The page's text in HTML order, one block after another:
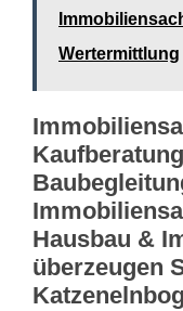
Wertermittlung
Hausbau &
überzeugen